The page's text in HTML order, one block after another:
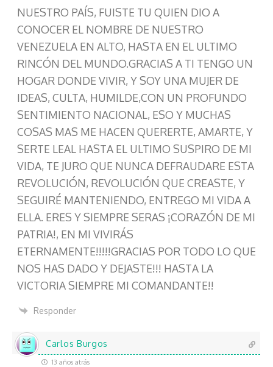
NUESTRO PAÍS, FUISTE TU QUIEN DIO A
CONOCER EL NOMBRE DE NUESTRO
VENEZUELA EN ALTO, HASTA EN EL ULTIMO
RINCÓN DEL MUNDO.GRACIAS A TI TENGO UN
HOGAR DONDE VIVIR, Y SOY UNA MUJER DE
IDEAS, CULTA, HUMILDE,CON UN PROFUNDO
SENTIMIENTO NACIONAL, ESO Y MUCHAS
COSAS MAS ME HACEN QUERERTE, AMARTE, Y
SERTE LEAL HASTA EL ULTIMO SUSPIRO DE MI
VIDA, TE JURO QUE NUNCA DEFRAUDARE ESTA
REVOLUCIÓN, REVOLUCIÓN QUE CREASTE, Y
SEGUIRÉ MANTENIENDO, ENTREGO MI VIDA A
ELLA. ERES Y SIEMPRE SERAS ¡CORAZÓN DE MI
PATRIA!, EN MI VIVIRÁS
ETERNAMENTE!!!!!GRACIAS POR TODO LO QUE
NOS HAS DADO Y DEJASTE!!! HASTA LA
VICTORIA SIEMPRE MI COMANDANTE!!
Responder
Carlos Burgos
13 años atrás